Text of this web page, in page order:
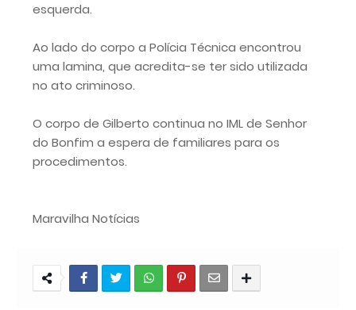
esquerda.
Ao lado do corpo a Polícia Técnica encontrou
uma lamina, que acredita-se ter sido utilizada
no ato criminoso.
O corpo de Gilberto continua no IML de Senhor
do Bonfim a espera de familiares para os
procedimentos.
Maravilha Notícias